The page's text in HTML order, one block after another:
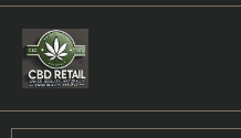
Skip
content